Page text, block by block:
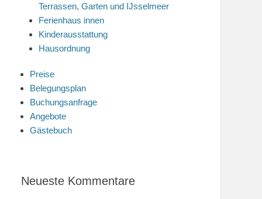
Terrassen, Garten und IJsselmeer
Ferienhaus innen
Kinderausstattung
Hausordnung
Preise
Belegungsplan
Buchungsanfrage
Angebote
Gästebuch
Neueste Kommentare